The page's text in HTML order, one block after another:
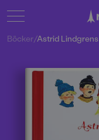
Böcker/Astrid